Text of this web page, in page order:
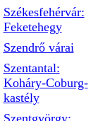
Székesfehérvár:
Feketehegy
Szendrő várai
Szentantal:
Koháry-Coburg-
kastély